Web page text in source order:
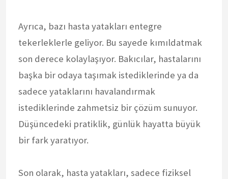
Ayrıca, bazı hasta yatakları entegre
tekerleklerle geliyor. Bu sayede kımıldatmak
son derece kolaylaşıyor. Bakıcılar, hastalarını
başka bir odaya taşımak istediklerinde ya da
sadece yataklarını havalandırmak
istediklerinde zahmetsiz bir çözüm sunuyor.
Düşüncedeki pratiklik, günlük hayatta büyük
bir fark yaratıyor.
Son olarak, hasta yatakları, sadece fiziksel